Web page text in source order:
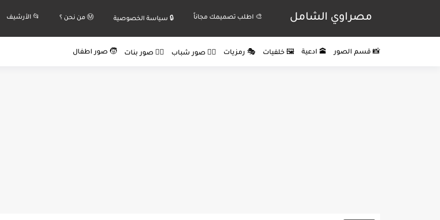
مصراوي الشامل 🎨 اطلب تصميمك مجاناً 🔒 سياسة الخصوصية Ⓜ️ من نحن ؟ 📂 الأرشيف
📸 قسم الصور 🕋 ادعية 🖼️ خلفيات 🎭 رمزيات 🙍‍♂️ صور شباب 🙍‍♀️ صور بنات 🧒 صور اطفال